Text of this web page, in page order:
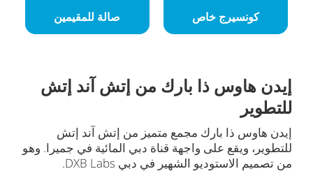
صالة للمقيمين كونسيرج خاص
إيدن هاوس ذا بارك من إتش آند إتش
للتطوير
إيدن هاوس ذا بارك مجمع متميز من إتش آند إتش
للتطوير، ويقع على واجهة قناة دبي المائية في جميرا. وهو
من تصميم الاستوديو الشهير في دبي DXB Labs.